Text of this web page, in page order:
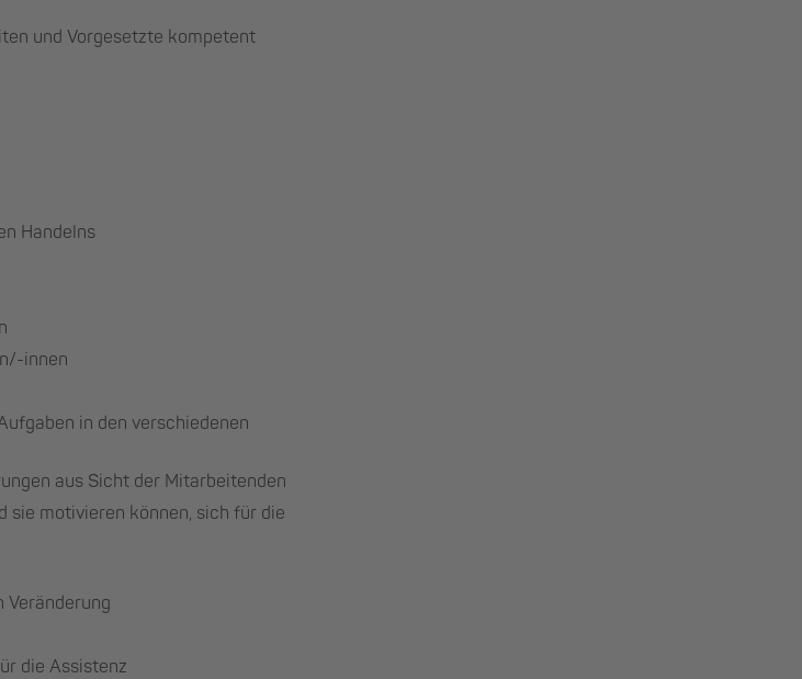
und Vorgesetzte kompetent
Handelns
innen
in den verschiedenen
aus Sicht der Mitarbeitenden
sie motivieren können, sich für die
Veränderung
die Assistenz